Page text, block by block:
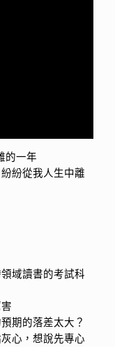
的一年
紛從我人生中離
域讀書的考試科
期的落差太大？
心，想說先專心